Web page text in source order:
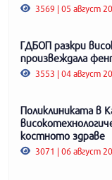
3569 | 05 август
ГДБОП разкри
произвеждала
3553 | 04 август
Поликлиниката в
костното здраве
3071 | 06 август